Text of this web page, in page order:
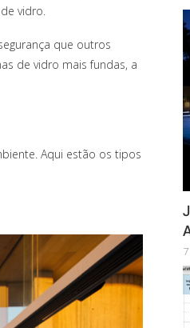
vidro.
que outros
de vidro mais fundas, a
Aqui estão os tipos